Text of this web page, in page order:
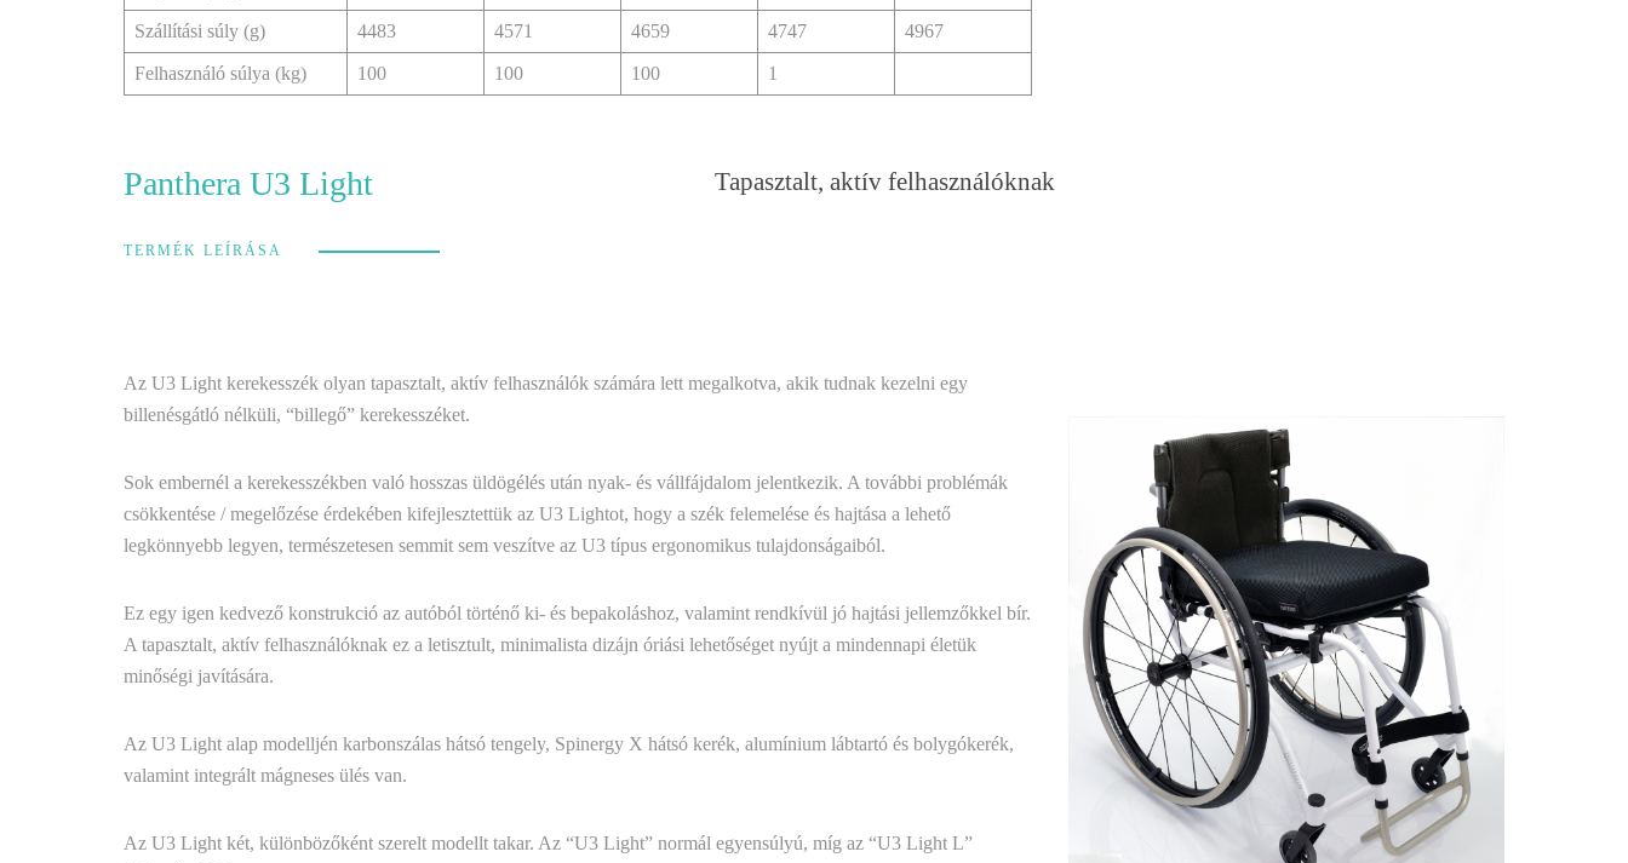
Szállítási súly (g) 4483 4571 4659 4747 4967
Felhasználó súlya (kg) 100 100 100 1
Panthera U3 Light
TERMÉK LEÍRÁSA
Tapasztalt, aktív felhasználóknak
Az U3 Light kerekesszék olyan tapasztalt, aktív felhasználók számára lett megalkotva, akik tudnak kezelni egy
billenésgátló nélküli, “billegő” kerekesszéket.
Sok embernél a kerekesszékben való hosszas üldögélés után nyak- és vállfájdalom jelentkezik. A további problémák
csökkentése / megelőzése érdekében kifejlesztettük az U3 Lightot, hogy a szék felemelése és hajtása a lehető
legkönnyebb legyen, természetesen semmit sem veszítve az U3 típus ergonomikus tulajdonságaiból.
Ez egy igen kedvező konstrukció az autóból történő ki- és bepakoláshoz, valamint rendkívül jó hajtási jellemzőkkel bír.
A tapasztalt, aktív felhasználóknak ez a letisztult, minimalista dizájn óriási lehetőséget nyújt a mindennapi életük
minőségi javítására.
Az U3 Light alap modelljén karbonszálas hátsó tengely, Spinergy X hátsó kerék, alumínium lábtartó és bolygókerék,
valamint integrált mágneses ülés van.
Az U3 Light két, különbözőként szerelt modellt takar. Az “U3 Light” normál egyensúlyú, míg az “U3 Light L”